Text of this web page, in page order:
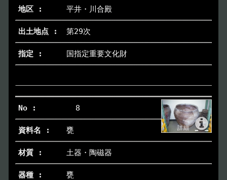
平井・川合殿
第29次
国指定重要文化財
8
甕
土器・陶磁器
甕